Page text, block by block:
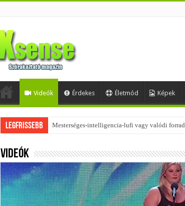
Videók Érdekes Életmód Képek
Legfrissebb Az övtáskák továbbra is trendik – nézd meg,
Videók